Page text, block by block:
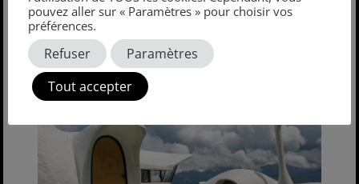
pouvez aller sur « Paramètres » pour choisir vos
préférences.
Refuser
Paramètres
Tout accepter